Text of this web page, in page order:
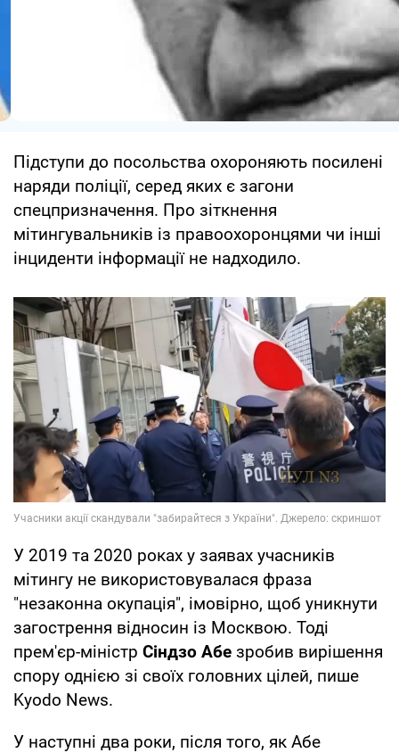
Підступи до посольства охороняють посилені
наряди поліції, серед яких є загони
спецпризначення. Про зіткнення
мітингувальників із правоохоронцями чи інші
інциденти інформації не надходило.
У 2019 та 2020 роках у заявах учасників
мітингу не використовувалася фраза
"незаконна окупація", імовірно, щоб уникнути
загострення відносин із Москвою. Тоді
прем'єр-міністр Сіндзо Абе зробив вирішення
спору однією зі своїх головних цілей, пише
Kyodo News.
У наступні два роки, після того, як Абе